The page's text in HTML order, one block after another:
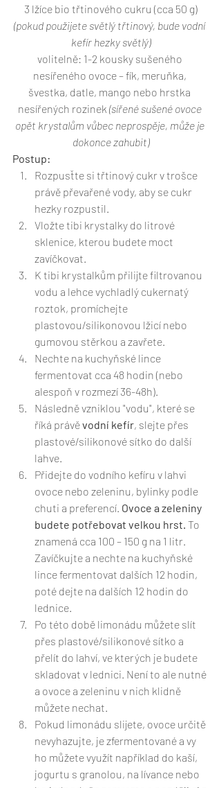
3 lžíce bio třtinového cukru (cca 50 g)
(pokud použijete světlý třtinový, bude vodní
kefír hezky světlý)
volitelně: 1-2 kousky sušeného
nesířeného ovoce – fík, meruňka,
švestka, datle, mango nebo hrstka
nesířených rozinek (sířené sušené ovoce
opět krystalům vůbec neprospěje, může je
dokonce zahubit)
Postup:
Rozpusťte si třtinový cukr v trošce
právě převařené vody, aby se cukr
hezky rozpustil.
Vložte tibi krystalky do litrové
sklenice, kterou budete moct
zavíčkovat.
K tibi krystalkům přilijte filtrovanou
vodu a lehce vychladlý cukernatý
roztok, promíchejte
plastovou/silikonovou lžicí nebo
gumovou stěrkou a zavřete.
Nechte na kuchyňské lince
fermentovat cca 48 hodin (nebo
alespoň v rozmezí 36-48h).
Následně vzniklou "vodu", které se
říká právě vodní kefír, slejte přes
plastové/silikonové sítko do další
lahve.
Přidejte do vodního kefíru v lahvi
ovoce nebo zeleninu, bylinky podle
chuti a preferencí. Ovoce a zeleniny
budete potřebovat velkou hrst. To
znamená cca 100 – 150 g na 1 litr.
Zavíčkujte a nechte na kuchyňské
lince fermentovat dalších 12 hodin,
poté dejte na dalších 12 hodin do
lednice.
Po této době limonádu můžete slít
přes plastové/silikonové sítko a
přelít do lahví, ve kterých je budete
skladovat v lednici. Není to ale nutné
a ovoce a zeleninu v nich klidně
můžete nechat.
Pokud limonádu slijete, ovoce určitě
nevyhazujte, je zfermentované a vy
ho můžete využít například do kaší,
jogurtu s granolou, na lívance nebo